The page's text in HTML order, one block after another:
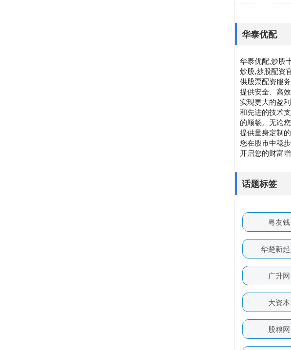
华泰优配
华泰优配,炒股
炒股,炒股配资
供股票配资服
提供安全、高
实现更大的盈
和先进的技术
的顺畅。无论
提供量身定制
您在股市中稳
开启您的财富
话题标签
粤友钱
华楚新
广升网
大资本
股粮网